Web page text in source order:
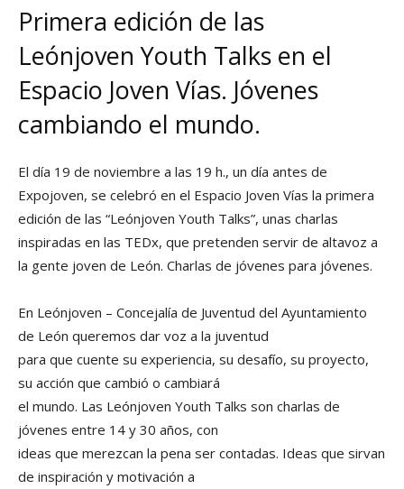
Primera edición de las
Leónjoven Youth Talks en el
Espacio Joven Vías. Jóvenes
cambiando el mundo.
El día 19 de noviembre a las 19 h., un día antes de
Expojoven, se celebró en el Espacio Joven Vías la primera
edición de las “Leónjoven Youth Talks”, unas charlas
inspiradas en las TEDx, que pretenden servir de altavoz a
la gente joven de León. Charlas de jóvenes para jóvenes.
En Leónjoven – Concejalía de Juventud del Ayuntamiento
de León queremos dar voz a la juventud
para que cuente su experiencia, su desafío, su proyecto,
su acción que cambió o cambiará
el mundo. Las Leónjoven Youth Talks son charlas de
jóvenes entre 14 y 30 años, con
ideas que merezcan la pena ser contadas. Ideas que sirvan
de inspiración y motivación a